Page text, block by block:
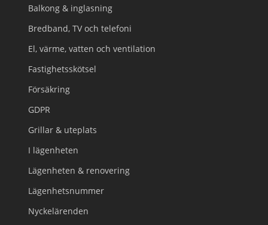
Balkong & inglasning
Bredband, TV och telefoni
El, värme, vatten och ventilation
Fastighetsskötsel
Försäkring
GDPR
Grillar & uteplats
I lägenheten
Lägenheten & renovering
Lägenhetsnummer
Nyckelärenden